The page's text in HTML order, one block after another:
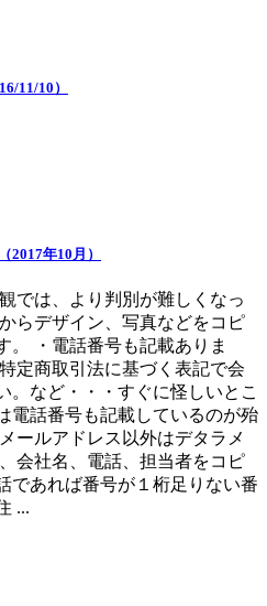
11/10）
2017年10月）
では、より判別が難しくなっ
らデザイン、写真などをコピ
。 ・電話番号も記載ありま
定商取引法に基づく表記で会
。など・・・すぐに怪しいとこ
電話番号も記載しているのが殆
ールアドレス以外はデタラメ
会社名、電話、担当者をコピ
であれば番号が１桁足りない番
...